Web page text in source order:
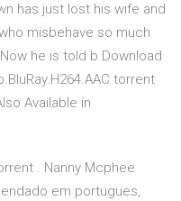
has just lost his wife and
misbehave so much
he is told b Download
torrent
Available in
. Nanny Mcphee
em portugues,